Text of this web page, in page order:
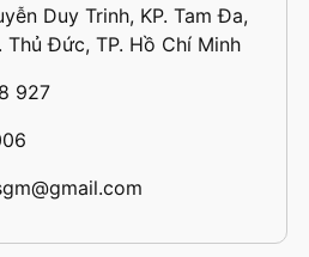
Duy Trinh, KP. Tam Đa,
Thủ Đức, TP. Hồ Chí Minh
927